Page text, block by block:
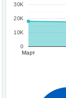
Март
0
10K
20K
30K